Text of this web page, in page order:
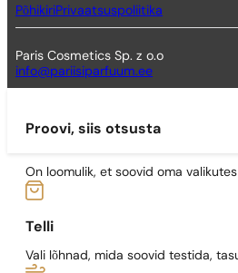
PõhikiriPrivaatsuspoliitika
Paris Cosmetics Sp. z o.o
info@pariisiparfuum.ee
Proovi, siis otsusta
On loomulik, et soovid oma
Telli
Vali lõhnad, mida soovid testida,